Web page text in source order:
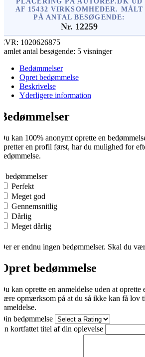
AF 15432 VIRKSOMHEDER. MÅLT
PÅ ANTAL BESØGENDE:
Nr. 12259
1020626875
antal besøgende: 5 visninger
Bedømmelser
Opret bedømmelse
Beskrivelse
Yderligere information
kan 100% anonymt oprette en
en profil først, har du mulighed for
bedømmelser
Perfekt
Meget god
Gennemsnitlig
Dårlig
Meget dårlig
er endnu ingen bedømmelser. Skal du
bedømmelse
kan oprette en anmeldelse uden at
opmærksom på at du så ikke kan få lov
bedømmelse
kortfattet titel af din oplevelse